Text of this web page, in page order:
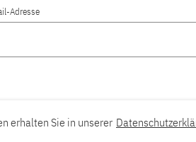
Adresse
erhalten Sie in unserer